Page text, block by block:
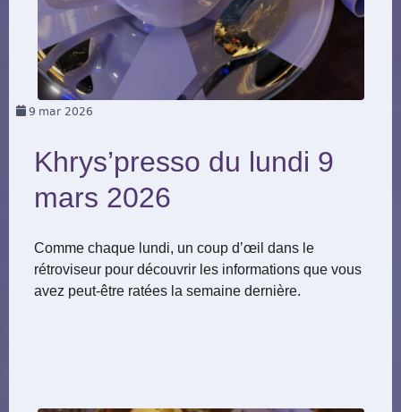
9 mar 2026
Khrys’presso du lundi 9
mars 2026
Comme chaque lundi, un coup d’œil dans le
rétroviseur pour découvrir les informations que vous
avez peut-être ratées la semaine dernière.